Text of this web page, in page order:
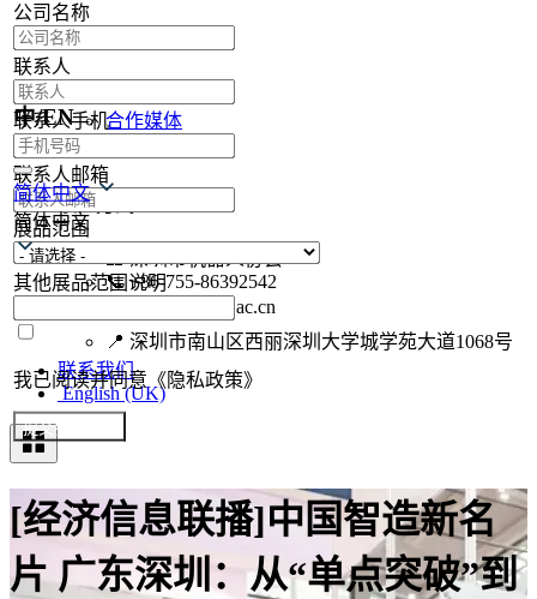
现场集锦
合作媒体
联系方式
🏢深圳市机器人协会
📞+86-755-86392542
szrobot@siat.ac.cn
📍 深圳市南山区西丽深圳大学城学苑大道1068号
联系我们
English (UK)
[经济信息联播]中国智造新名
片 广东深圳：从“单点突破”到
公司名称
联系人
联系人手机
联系人邮箱
展品范围
其他展品范围说明
我已阅读并同意《隐私政策》
提交参展报名
中/EN
简体中文
简体中文